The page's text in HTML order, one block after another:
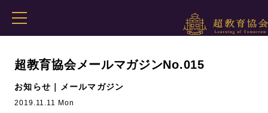
超教育協会メールマガジンNo.015
お知らせ｜メールマガジン
2019.11.11 Mon